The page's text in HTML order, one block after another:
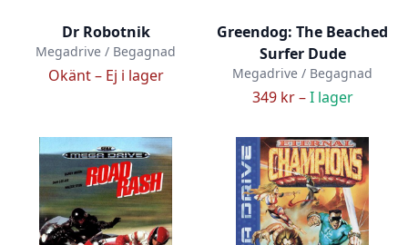
Dr Robotnik
Megadrive / Begagnad
Okänt – Ej i lager
Greendog: The Beached
Surfer Dude
Megadrive / Begagnad
349 kr –I lager